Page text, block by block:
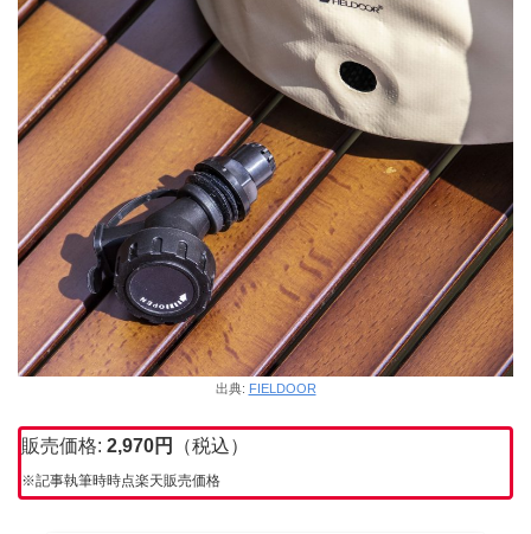
出典: FIELDOOR
販売価格: 2,970円 （税込）
※記事執筆時時点楽天販売価格